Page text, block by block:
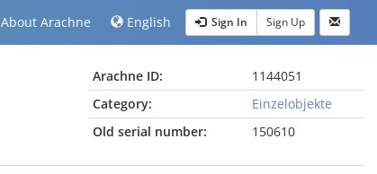
About Arachne English Sign In Sign Up
Arachne ID:
1144051
Category:
Einzelobjekte
Old serial number:
150610